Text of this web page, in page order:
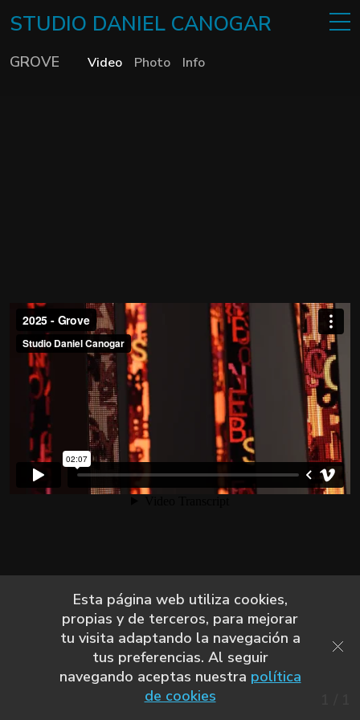
STUDIO DANIEL CANOGAR
GROVE Video Photo Info
Esta página web utiliza cookies,
propias y de terceros, para mejorar
tu visita adaptando la navegación a
tus preferencias. Al seguir
navegando aceptas nuestra política
de cookies